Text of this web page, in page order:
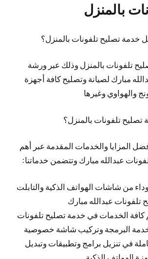
بالمنزل
تصليح تلفونات بالمنزل؟
تلفونات بالمنزل وذلك عبر ورشة
مبارك لصيانة وتصليح كافة أجهزة
والهواوي وغيرها
تلفونات بالمنزل؟
المزايا والخدمات المقدمة عبر أهم
عبدالله مبارك وتتضمن خدماتنا:
من شاشات الهواتف الذكية والتابلت
عبدالله مبارك
كافة الخدمات في خدمة تصليح تلفونات
البرمجة وتركيب شاشة خصوصية
في تنزيل برامج وتطبيقات وتبديل
الهواتف الذكية